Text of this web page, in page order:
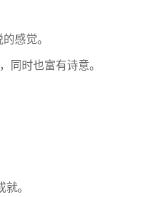
感觉。
同时也富有诗意。
。